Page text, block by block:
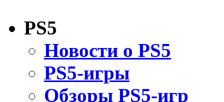
PS5
Новости о PS5
PS5-игры
Обзоры PS5-игр